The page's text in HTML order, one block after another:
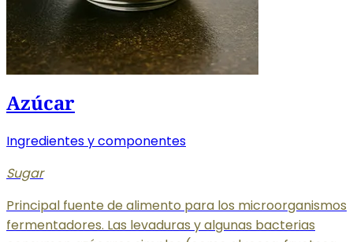
Azúcar
Ingredientes y componentes
Sugar
Principal fuente de alimento para los microorganismos
fermentadores. Las levaduras y algunas bacterias